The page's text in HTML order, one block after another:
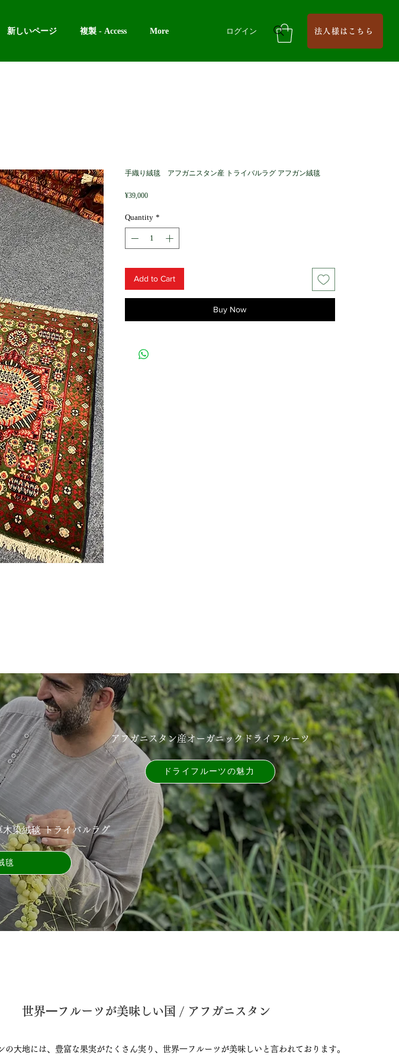
ログイン
新しいページ 複製 - Access More 法人様はこちら
手織り絨毯 アフガニスタン産 トライバルラグ アフガン絨毯
¥39,000Price
Quantity *
Add to Cart
Buy Now
アフガニスタン産オーガニックドライフルーツ
ドライフルーツの魅⼒
染絨毯 トライバルラグ
毯
世界⼀フルーツが美味しい国 / アフガニスタン
の⼤地には、豊富な果実がたくさん実り、世界⼀フルーツが美味しいと⾔われております。